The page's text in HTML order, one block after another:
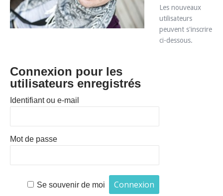
Les nouveaux
utilisateurs
peuvent s'inscrire
ci-dessous.
Connexion pour les
utilisateurs enregistrés
Identifiant ou e-mail
Mot de passe
Se souvenir de moi